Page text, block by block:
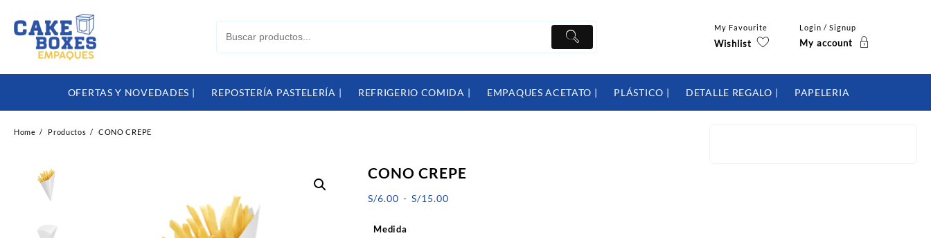
content
My Favourite
Wishlist
Login / Signup
My account
OFERTAS Y NOVEDADES | REPOSTERÍA PASTELERÍA | REFRIGERIO COMIDA | EMPAQUES ACETATO | PLÁSTICO | DETALLE REGALO | PAPELERIA
Home Productos CONO CREPE
CONO CREPE
S/6.00 - S/15.00
Medida